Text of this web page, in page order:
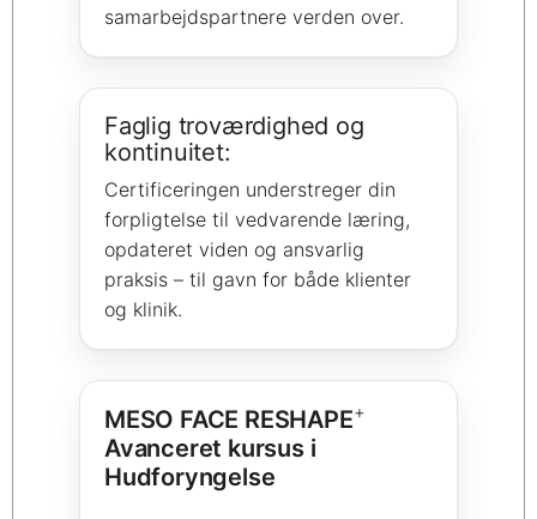
samarbejdspartnere verden over.
Faglig troværdighed og
kontinuitet:
Certificeringen understreger din
forpligtelse til vedvarende læring,
opdateret viden og ansvarlig
praksis – til gavn for både klienter
og klinik.
MESO FACE RESHAPE+
Avanceret kursus i
Hudforyngelse